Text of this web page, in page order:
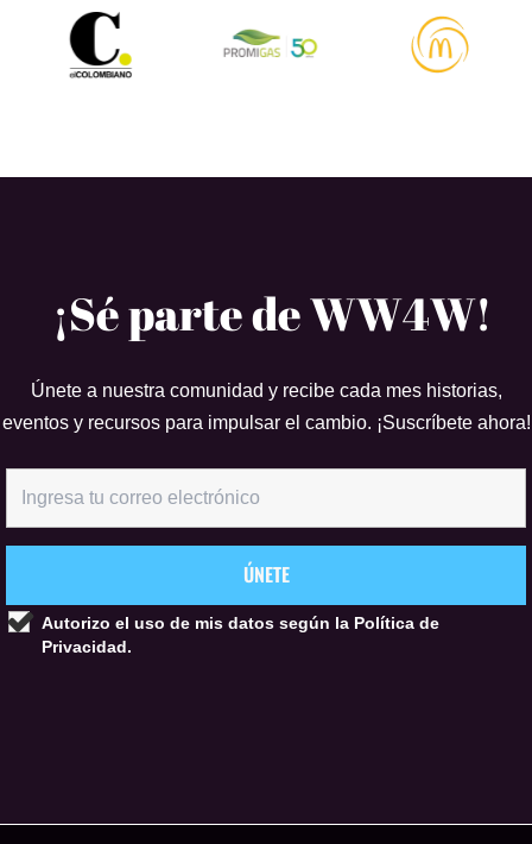
¡Sé parte de WW4W!
Únete a nuestra comunidad y recibe cada mes historias,
eventos y recursos para impulsar el cambio. ¡Suscríbete ahora!
Autorizo el uso de mis datos según la Política de
Privacidad.